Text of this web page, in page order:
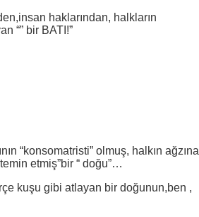
haklarından, halkların
“” bir BATI!”
“konsomatristi” olmuş, halkın ağzına
etmiş”bir “ doğu”…
kuşu gibi atlayan bir doğunun,ben ,